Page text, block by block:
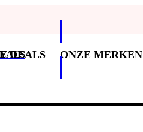
DEALS
ONZE MERKEN